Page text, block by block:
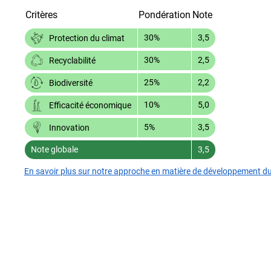
Critères Pondération Note
Protection du climat 30% 3,5
Recyclabilité 30% 2,5
Biodiversité 25% 2,2
Efficacité économique 10% 5,0
Innovation 5% 3,5
Note globale 3,5
En savoir plus sur notre approche en matière de développement